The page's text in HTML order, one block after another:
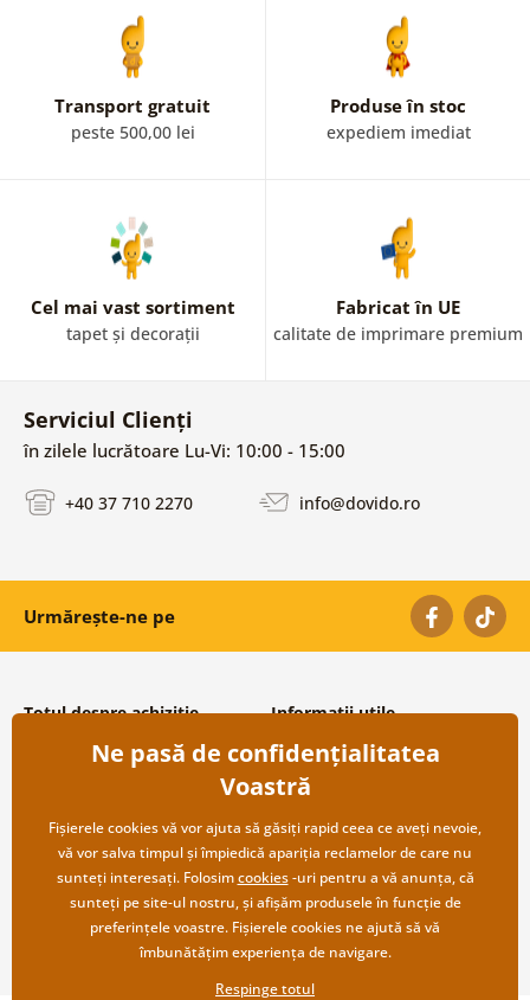
Transport gratuit
peste 500,00 lei
Produse în stoc
expediem imediat
Cel mai vast sortiment
tapet și decorații
Fabricat în UE
calitate de imprimare premium
Serviciul Clienți
în zilele lucrătoare Lu-Vi: 10:00 - 15:00
+40 37 710 2270 info@dovido.ro
Urmărește-ne pe
Totul despre achiziție
Condiții și termeni generali
Protecția datelor personale
Transport și modalități de plată
Returnare
Informații utile
Despre noi
Întrebări frecvente
Contacte
Cooperare angro
Ne pasă de confidențialitatea
Voastră
Fișierele cookies vă vor ajuta să găsiți rapid ceea ce aveți nevoie,
vă vor salva timpul și împiedică apariția reclamelor de care nu
sunteți interesați. Folosimcookies-uri pentru a vă anunța, că
sunteți pe site-ul nostru, și afișăm produsele în funcție de
preferințele voastre. Fișierele cookies ne ajută să vă
îmbunătățim experiența de navigare.
Respinge totul